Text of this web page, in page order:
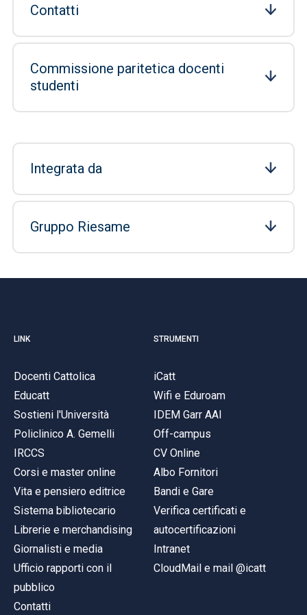
Contatti
Commissione paritetica docenti
studenti
Integrata da
Gruppo Riesame
LINK
Docenti Cattolica
Educatt
Sostieni l'Università
Policlinico A. Gemelli
IRCCS
Corsi e master online
Vita e pensiero editrice
Sistema bibliotecario
Librerie e merchandising
Giornalisti e media
Ufficio rapporti con il
pubblico
Contatti
STRUMENTI
iCatt
Wifi e Eduroam
IDEM Garr AAI
Off-campus
CV Online
Albo Fornitori
Bandi e Gare
Verifica certificati e
autocertificazioni
Intranet
CloudMail e mail @icatt